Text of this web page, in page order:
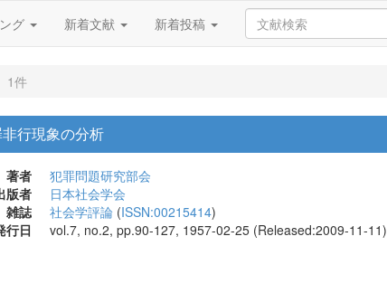
グ 新着文献 新着投稿
1件
行現象の分析
著者
犯罪問題研究部会
版者
日本社会学会
雑誌
社会学評論 (ISSN:00215414)
行日
vol.7, no.2, pp.90-127, 1957-02-25 (Released:2009-11-11)